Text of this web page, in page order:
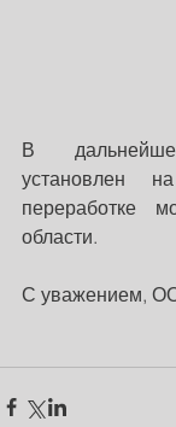
В
установлен
переработке
области.
С уважением,